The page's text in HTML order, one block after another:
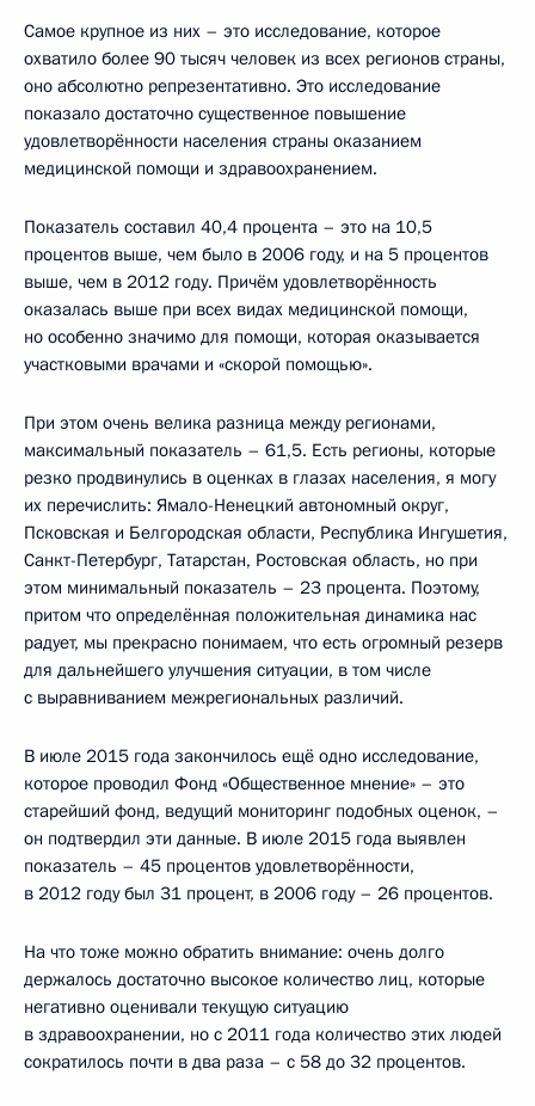
Самое крупное из них – это исследование, которое
охватило более 90 тысяч человек из всех регионов страны,
оно абсолютно репрезентативно. Это исследование
показало достаточно существенное повышение
удовлетворённости населения страны оказанием
медицинской помощи и здравоохранением.
Показатель составил 40,4 процента – это на 10,5
процентов выше, чем было в 2006 году, и на 5 процентов
выше, чем в 2012 году. Причём удовлетворённость
оказалась выше при всех видах медицинской помощи,
но особенно значимо для помощи, которая оказывается
участковыми врачами и «скорой помощью».
При этом очень велика разница между регионами,
максимальный показатель – 61,5. Есть регионы, которые
резко продвинулись в оценках в глазах населения, я могу
их перечислить: Ямало-Ненецкий автономный округ,
Псковская и Белгородская области, Республика Ингушетия,
Санкт-Петербург, Татарстан, Ростовская область, но при
этом минимальный показатель – 23 процента. Поэтому,
притом что определённая положительная динамика нас
радует, мы прекрасно понимаем, что есть огромный резерв
для дальнейшего улучшения ситуации, в том числе
с выравниванием межрегиональных различий.
В июле 2015 года закончилось ещё одно исследование,
которое проводил Фонд «Общественное мнение» – это
старейший фонд, ведущий мониторинг подобных оценок, –
он подтвердил эти данные. В июле 2015 года выявлен
показатель – 45 процентов удовлетворённости,
в 2012 году был 31 процент, в 2006 году – 26 процентов.
На что тоже можно обратить внимание: очень долго
держалось достаточно высокое количество лиц, которые
негативно оценивали текущую ситуацию
в здравоохранении, но с 2011 года количество этих людей
сократилось почти в два раза – с 58 до 32 процентов.